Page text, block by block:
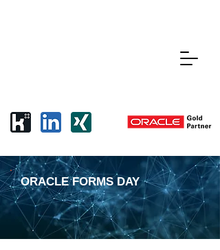
ORACLE FORMS DAY